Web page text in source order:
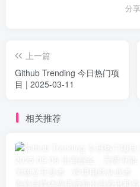
分享
上一篇
Github Trending 今日热门项
目 | 2025-03-11
相关推荐